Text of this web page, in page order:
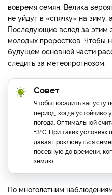
вовремя семян. Велика
не уйдут в «спячку» на зиму,
Последующие вслед за этим
молодых проростков. Чтобы
будущем основной части
следить за метеопрогнозом.
Совет
Чтобы посадить капусту
период, когда устойчиво
погода. Оптимальной
+3оС. При таких условиях
давая проклюнуться
посевную до времени,
землю.
По многолетним